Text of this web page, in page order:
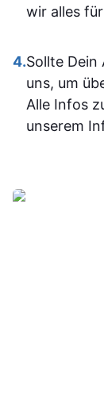
wir alles
4.Sollte
uns, um
Alle Infos
unserem